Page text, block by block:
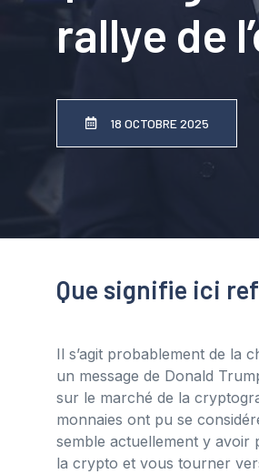
rallye de
18 OCTOBRE 2025
Que signifie ici
Il s’agit probablement de la
un message de Donald
sur le marché de la
monnaies ont pu se
semble actuellement y avoir
la crypto et vous tourner